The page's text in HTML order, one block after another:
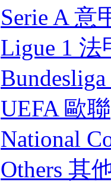
Serie A 意
Ligue 1 法
UEFA 歐聯
National
Others 其